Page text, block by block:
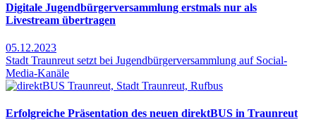
Digitale Jugendbürgerversammlung erstmals nur als
Livestream übertragen
05.12.2023
Stadt Traunreut setzt bei Jugendbürgerversammlung auf Social-
Media-Kanäle
Erfolgreiche Präsentation des neuen direktBUS in Traunreut